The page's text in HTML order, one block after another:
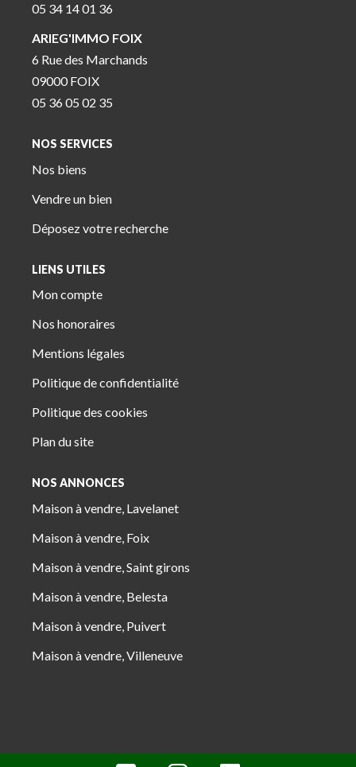
05 34 14 01 36
ARIEG'IMMO FOIX
6 Rue des Marchands
09000 FOIX
05 36 05 02 35
NOS SERVICES
Nos biens
Vendre un bien
Déposez votre recherche
LIENS UTILES
Mon compte
Nos honoraires
Mentions légales
Politique de confidentialité
Politique des cookies
Plan du site
NOS ANNONCES
Maison à vendre, Lavelanet
Maison à vendre, Foix
Maison à vendre, Saint girons
Maison à vendre, Belesta
Maison à vendre, Puivert
Maison à vendre, Villeneuve